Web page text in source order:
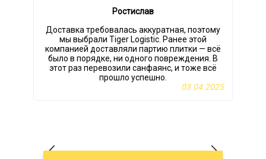
Ростислав
Доставка требовалась аккуратная, поэтому
мы выбрали Tiger Logistic. Ранее этой
компанией доставляли партию плитки — всё
было в порядке, ни одного повреждения. В
этот раз перевозили санфаянс, и тоже всё
прошло успешно.
03.04.2025